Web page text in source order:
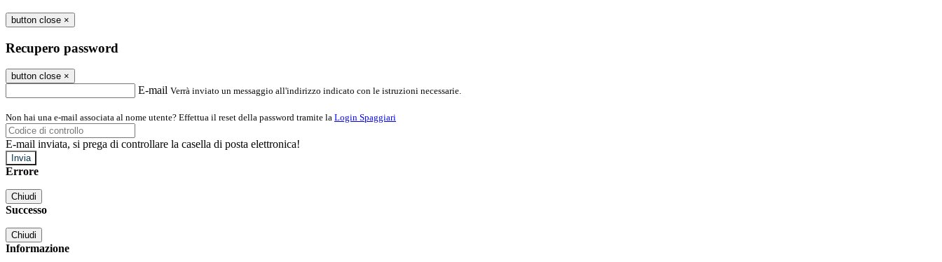
button close ×
Recupero password
button close ×
E-mail Verrà inviato un messaggio all'indirizzo indicato con le istruzioni necessarie.
Non hai una e-mail associata al nome utente? Effettua il reset della password tramite la Login Spaggiari
E-mail inviata, si prega di controllare la casella di posta elettronica!
Errore
Chiudi
Successo
Chiudi
Informazione